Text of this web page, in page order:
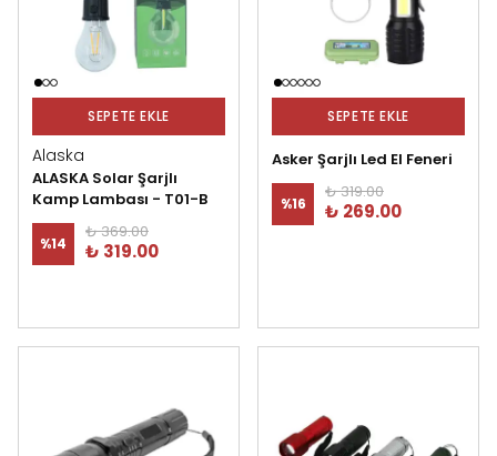
SEPETE EKLE
Alaska
ALASKA Solar Şarjlı
Kamp Lambası - T01-B
%14
₺ 369.00
₺ 319.00
SEPETE EKLE
Asker Şarjlı Led El Feneri
%16
₺ 319.00
₺ 269.00